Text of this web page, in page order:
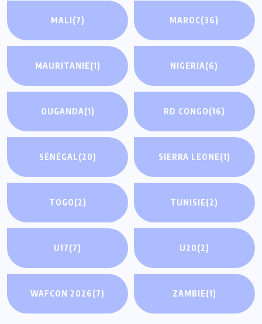
MALI(7) MAROC(36)
MAURITANIE(1) NIGERIA(6)
OUGANDA(1) RD CONGO(16)
SÉNÉGAL(20) SIERRA LEONE(1)
TOGO(2) TUNISIE(2)
U17(7) U20(2)
WAFCON 2026(7) ZAMBIE(1)